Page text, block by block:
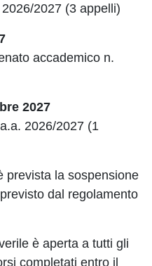
2027 (3 appelli)
accademico n.
2027
2026/2027 (1
prevista la sospensione
dal regolamento
è aperta a tutti gli
completati entro il